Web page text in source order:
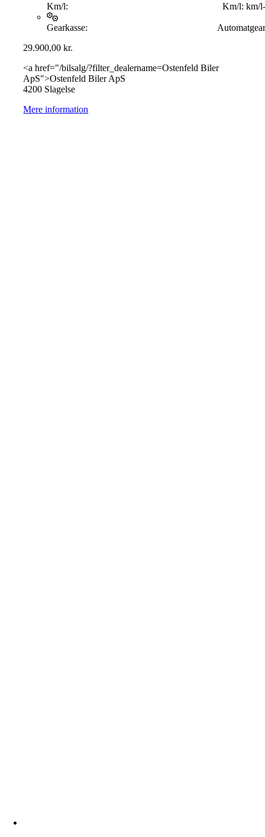
Km/l: Km/l: -
km/l
Gearkasse:
Automatgear
29.900,00kr.
<a href="/bilsalg/?filter_dealername=Ostenfeld Biler
ApS">Ostenfeld Biler ApS
4200 Slagelse
Mere information